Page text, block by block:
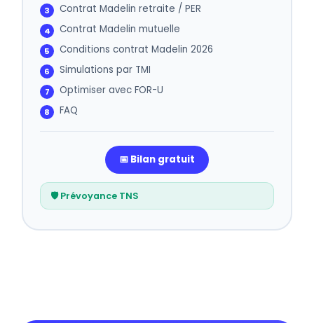
Contrat Madelin retraite / PER
Contrat Madelin mutuelle
Conditions contrat Madelin 2026
Simulations par TMI
Optimiser avec FOR-U
FAQ
📅 Bilan gratuit
🛡️ Prévoyance TNS